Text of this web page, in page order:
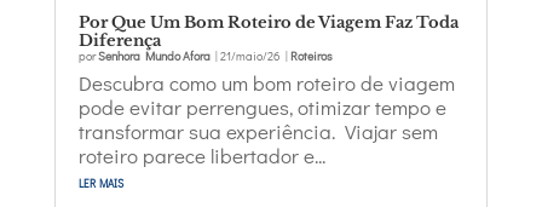
Por Que Um Bom Roteiro de Viagem Faz Toda
Diferença
porSenhora Mundo Afora| 21/maio/26 Roteiros
Descubra como um bom roteiro de viagem
pode evitar perrengues, otimizar tempo e
transformar sua experiência. Viajar sem
roteiro parece libertador e...
ler mais